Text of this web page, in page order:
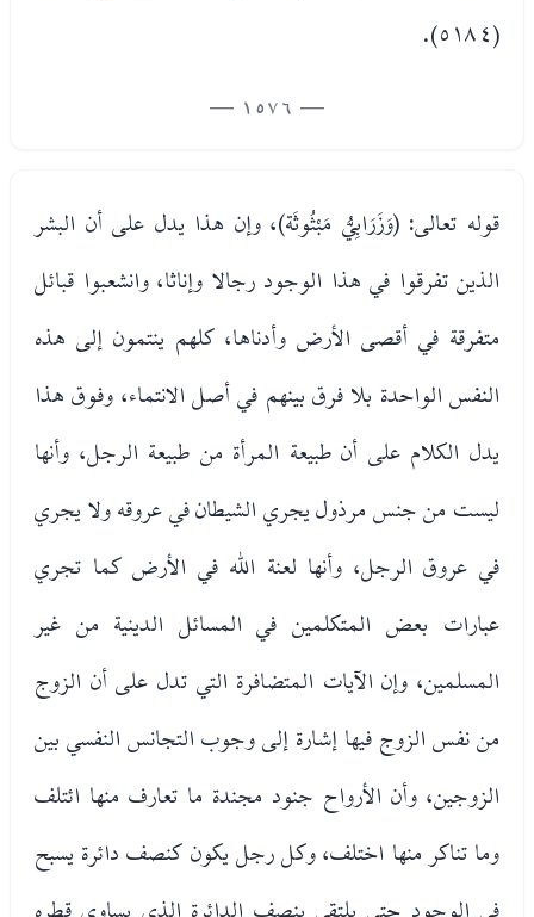
(٥١٨٤).
— 1576 —
قوله تعالى: (وَزَرَابِيُّ مَبْثُوثَة)، وإن هذا يدل على أن البشر
الذين تفرقوا في هذا الوجود رجالا وإناثا، وانشعبوا قبائل
متفرقة في أقصى الأرض وأدناها، كلهم ينتمون إلى هذه
النفس الواحدة بلا فرق بينهم في أصل الانتماء، وفوق هذا
يدل الكلام على أن طبيعة المرأة من طبيعة الرجل، وأنها
ليست من جنس مرذول يجري الشيطان في عروقه ولا يجري
في عروق الرجل، وأنها لعنة الله في الأرض كما تجري
عبارات بعض المتكلمين في المسائل الدينية من غير
المسلمين، وإن الآيات المتضافرة التي تدل على أن الزوج
من نفس الزوج فيها إشارة إلى وجوب التجانس النفسي بين
الزوجين، وأن الأرواح جنود مجندة ما تعارف منها ائتلف
وما تناكر منها اختلف، وكل رجل يكون كنصف دائرة يسبح